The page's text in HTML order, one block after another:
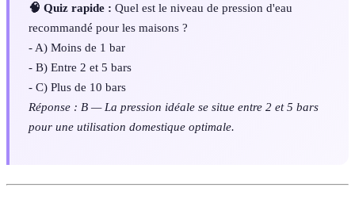
🧠 Quiz rapide : Quel est le niveau de pression d'eau
recommandé pour les maisons ?
- A) Moins de 1 bar
- B) Entre 2 et 5 bars
- C) Plus de 10 bars
Réponse : B — La pression idéale se situe entre 2 et 5 bars
pour une utilisation domestique optimale.